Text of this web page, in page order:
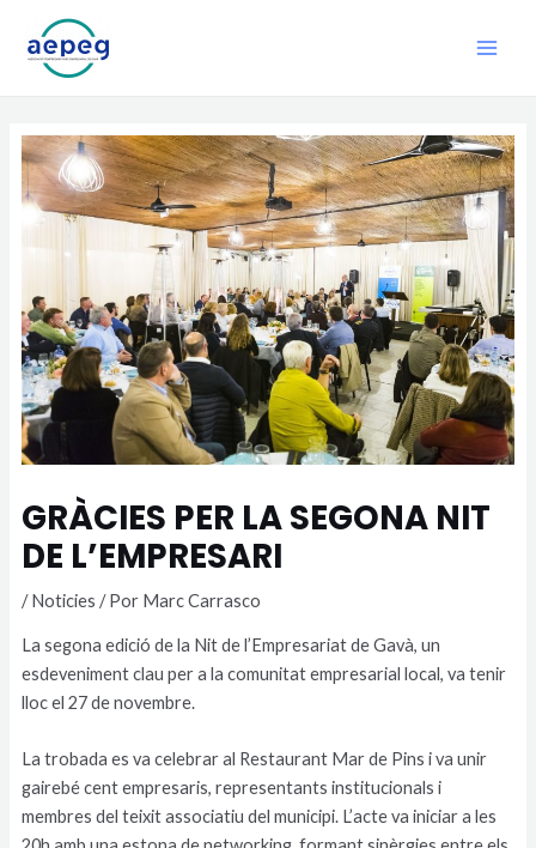
contenido
GRÀCIES PER LA SEGONA NIT
DE L’EMPRESARI
/Noticies / Por Marc Carrasco
La segona edició de la Nit de l’Empresariat de Gavà, un
esdeveniment clau per a la comunitat empresarial local, va tenir
lloc el 27 de novembre.
La trobada es va celebrar al Restaurant Mar de Pins i va unir
gairebé cent empresaris, representants institucionals i
membres del teixit associatiu del municipi. L’acte va iniciar a les
entradas